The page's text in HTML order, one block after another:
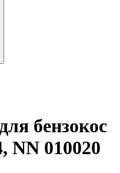
бензокос
NN 010020